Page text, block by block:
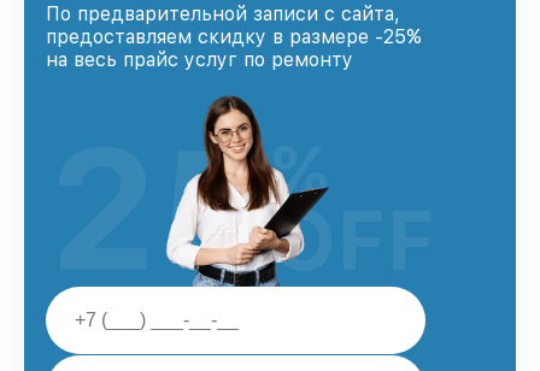
По предварительной записи с сайта,
предоставляем скидку в размере -25%
на весь прайс услуг по ремонту
25%
OFF